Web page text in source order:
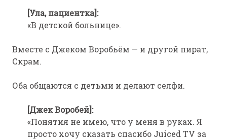
[Ула, пациентка]:
«В детской больнице».
Вместе с Джеком Воробьём — и другой пират,
Скрам.
Оба общаются с детьми и делают селфи.
[Джек Воробей]:
«Понятия не имею, что у меня в руках. Я
просто хочу сказать спасибо Juiced TV за